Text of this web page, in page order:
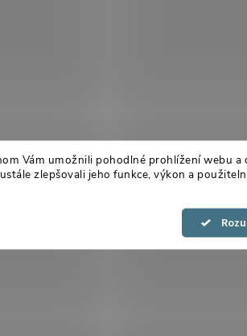
Vám umožnili pohodlné prohlížení webu a
zlepšovali jeho funkce, výkon a